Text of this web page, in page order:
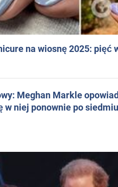
na wiosnę 2025: pięć
Meghan Markle
w niej ponownie po